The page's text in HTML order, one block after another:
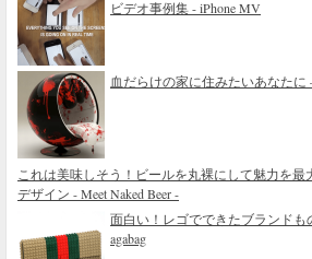
ビデオ事例集 - iPhone MV
血だらけの家に住みたいあなたに
これは美味しそう！ビールを丸裸にして魅力を
デザイン - Meet Naked Beer -
面白い！レゴでできたブランド
agabag